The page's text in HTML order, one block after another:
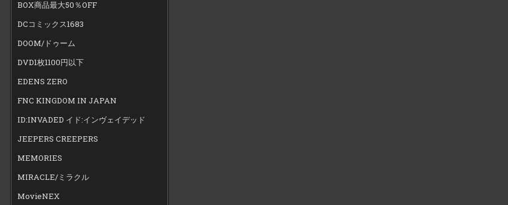
BOX商品最大50％OFF
DCコミックス1683
DOOM/ドゥーム
DVD1枚1100円以下
EDENS ZERO
FNC KINGDOM IN JAPAN
ID:INVADED イド:インヴェイデッド
JEEPERS CREEPERS
MEMORIES
MIRACLE/ミラクル
MovieNEX